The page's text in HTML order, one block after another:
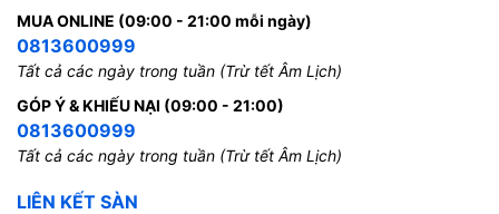
MUA ONLINE (09:00 - 21:00 mỗi ngày)
0813600999
Tất cả các ngày trong tuần (Trừ tết Âm Lịch)
GÓP Ý & KHIẾU NẠI (09:00 - 21:00)
0813600999
Tất cả các ngày trong tuần (Trừ tết Âm Lịch)
LIÊN KẾT SÀN